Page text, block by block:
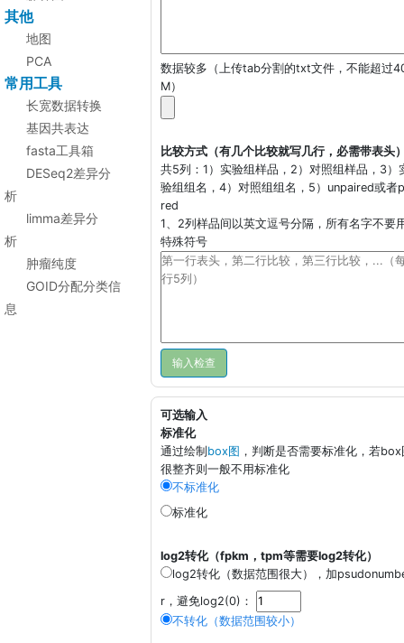
其他
地图
PCA
常用工具
长宽数据转换
基因共表达
fasta工具箱
DESeq2差异分
析
limma差异分
析
肿瘤纯度
GOID分配分类信
息
数据较多（上传tab分割的txt文件，不能超过
M）
比较方式（有几个比较就写几行，必需带表头
共5列：1）实验组样品，2）对照组样品，3）
验组组名，4）对照组组名，5）unpaired或者
red
1、2列样品间以英文逗号分隔，所有名字不要
特殊符号
可选输入
标准化
通过绘制 box图 ，判断是否需要标准化，若box
很整齐则一般不用标准化
不标准化
标准化
log2转化（fpkm，tpm等需要log2转化）
log2转化（数据范围很大）
，加
r，避免log2(0)：
不转化（数据范围较小）